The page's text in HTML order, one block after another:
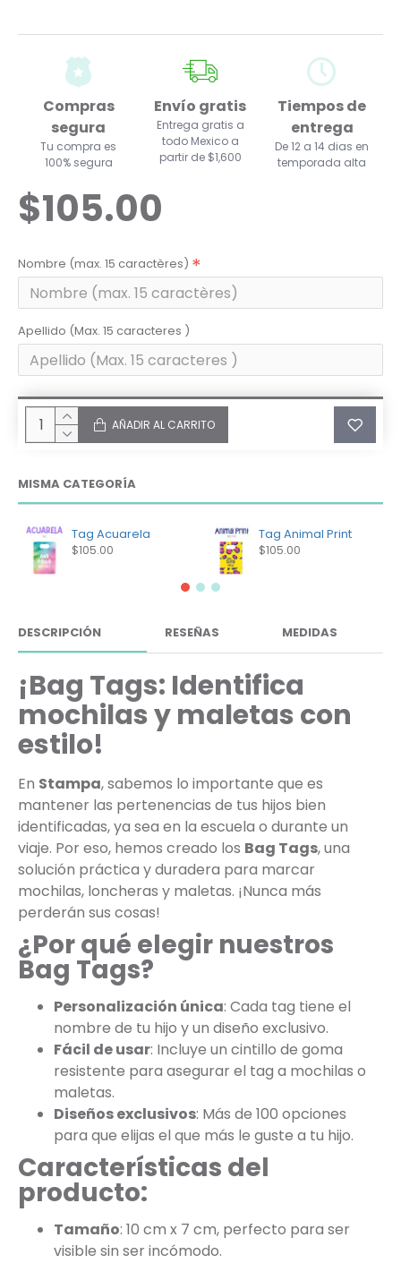
Compras
segura
Tu compra es
100% segura
Envío gratis
Entrega gratis a
todo Mexico a
partir de $1,600
Tiempos de
entrega
De 12 a 14 dias en
temporada alta
$105.00
Nombre (max. 15 caractères)
Apellido (Max. 15 caracteres )
AÑADIR AL CARRITO
MISMA CATEGORÍA
Tag Acuarela
$105.00
Tag Animal Print
$105.00
DESCRIPCIÓN RESEÑAS MEDIDAS
¡Bag Tags: Identifica
mochilas y maletas con
estilo!
En Stampa, sabemos lo importante que es
mantener las pertenencias de tus hijos bien
identificadas, ya sea en la escuela o durante un
viaje. Por eso, hemos creado los Bag Tags, una
solución práctica y duradera para marcar
mochilas, loncheras y maletas. ¡Nunca más
perderán sus cosas!
¿Por qué elegir nuestros
Bag Tags?
Personalización única: Cada tag tiene el
nombre de tu hijo y un diseño exclusivo.
Fácil de usar: Incluye un cintillo de goma
resistente para asegurar el tag a mochilas o
maletas.
Diseños exclusivos: Más de 100 opciones
para que elijas el que más le guste a tu hijo.
Características del
producto:
Tamaño: 10 cm x 7 cm, perfecto para ser
visible sin ser incómodo.